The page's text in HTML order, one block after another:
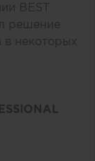
BEST
решение
в некоторых